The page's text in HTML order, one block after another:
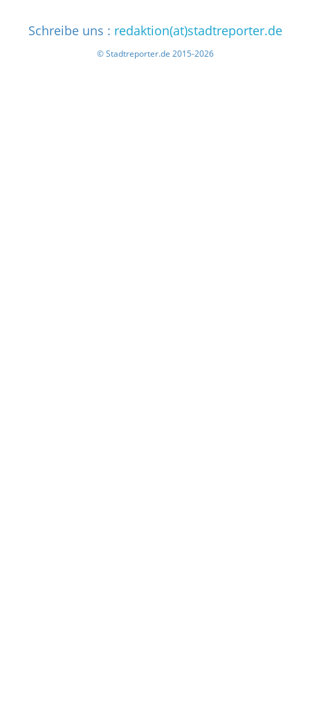
Schreibe uns : redaktion(at)stadtreporter.de
© Stadtreporter.de 2015-2026